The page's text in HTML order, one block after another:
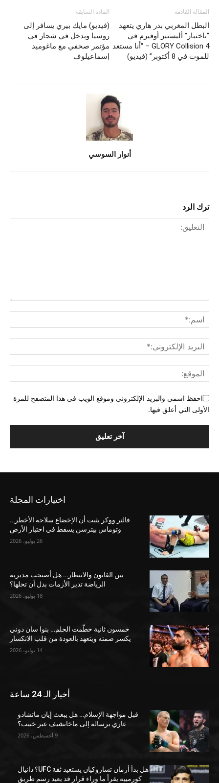
المادة السابقة
(فيديو) مايك بيري يسافر إلى
روسيا ويدخل في شجار في
مؤتمر صحفي مع ماغوميد
إسماعيلوف
المقالة القادمة
البطل المغربي بدر هاري يتعهد
“باختبار” أليستير أوفيرم في
GLORY Collision 4 – “أنا مستعد
للموت في 8 أكتوبر” (فيديو)
أنوار السوسي
ترك الرد
احفظ اسمي والبريد الإلكتروني وموقع الويب في هذا المتصفح للمرة
الأولى التي أعلق فيها.
اختيارات المجلة
فالتر ووكر يثبت أن الإخضاع سلاحه الأخطر…
وتوماس بيترسن يسقط في اختبار الأرض
26 يوليو، 2026
بين القانون والانتظار… هل أصبحت مديرية
الرياضة تدير الأزمات بدل أن تحلها؟
18 يوليو، 2026
خمسون ثانية حطّمت الحلم… بنوا سان دوني
يكسر صمته ويتعهد بالعودة من قلب الانكسار
14 يوليو، 2026
أخبار الـ 24 ساعة
قبل مواجهة الإسلام… هل يبعث إيان ماتشادو
غاري برسالة إلى ماخاتشيف عبر خبيب؟
9 أغسطس، 2026
هل بدأ أرمان تساروكيان يستعيد ثقة UFC؟ دانيال
كورمييه يقرأ ما وراء قرار قد يعيد رسم طريق